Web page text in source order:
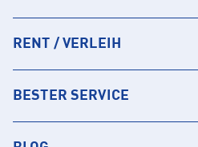
RENT / VERLEIH
BESTER SERVICE